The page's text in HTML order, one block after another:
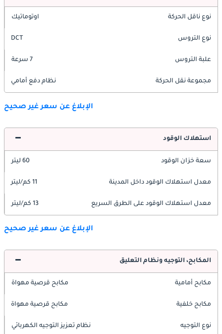
نوع ناقل الحركة اوتوماتيك
نوع التروس DCT
علبة التروس 7 سرعة
مجموعة نقل الحركة نظام دفع أمامي
الإبلاغ عن سعر غير صحيح
استهلاك الوقود
سعة خزان الوقود 60 ليتر
معدل استهلاك الوقود داخل المدينة 11 كم/ليتر
معدل استهلاك الوقود على الطرق السريع 13 كم/ليتر
الإبلاغ عن سعر غير صحيح
المكابح، التوجيه ونظام التعليق
مكابح أمامية مكابح قرصية مهواة
مكابح خلفية مكابح قرصية مهواة
نوع التوجيه نظام تعزيز التوجيه الكهربائي